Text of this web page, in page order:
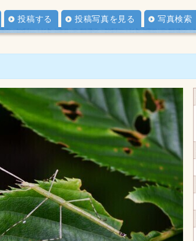
投稿する 投稿写真を見る 写真検索